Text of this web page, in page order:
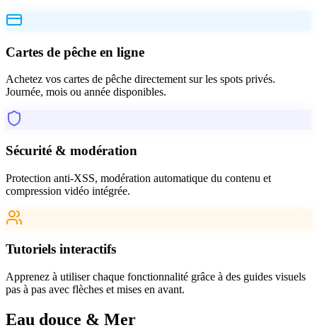
Cartes de pêche en ligne
Achetez vos cartes de pêche directement sur les spots privés.
Journée, mois ou année disponibles.
Sécurité & modération
Protection anti-XSS, modération automatique du contenu et
compression vidéo intégrée.
Tutoriels interactifs
Apprenez à utiliser chaque fonctionnalité grâce à des guides visuels
pas à pas avec flèches et mises en avant.
Eau douce & Mer